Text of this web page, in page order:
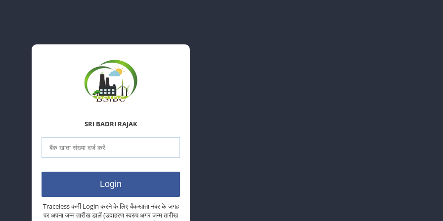
SRI BADRI RAJAK
Traceless कर्मी Login करने के लिए बैंकखाता नंबर के जगह
पर अपना जन्म तारीख डालें (उदाहरण स्वरुप अगर जन्म तारीख